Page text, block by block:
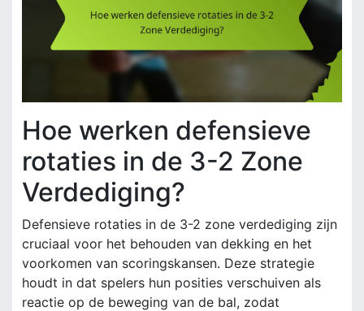
Hoe werken defensieve
rotaties in de 3-2 Zone
Verdediging?
Defensieve rotaties in de 3-2 zone verdediging zijn
cruciaal voor het behouden van dekking en het
voorkomen van scoringskansen. Deze strategie
houdt in dat spelers hun posities verschuiven als
reactie op de beweging van de bal, zodat